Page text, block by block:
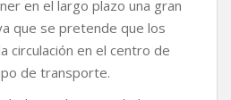
en el largo plazo una gran
que se pretende que los
circulación en el centro de
de transporte.